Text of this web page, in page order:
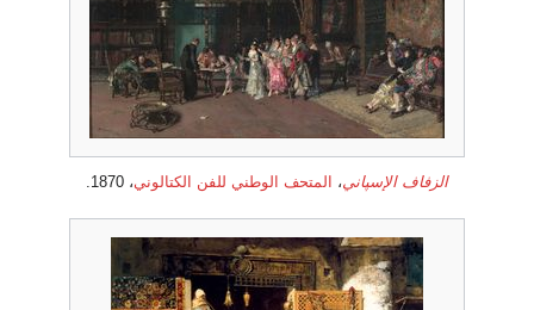
الزفاف الإسپاني، المتحف الوطني للفن الكتالوني، 1870.